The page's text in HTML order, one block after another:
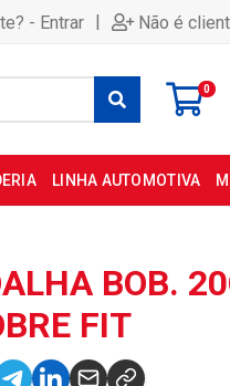
- Entrar | Não é
0
LINHA AUTOMOTIVA
BOB.
FIT